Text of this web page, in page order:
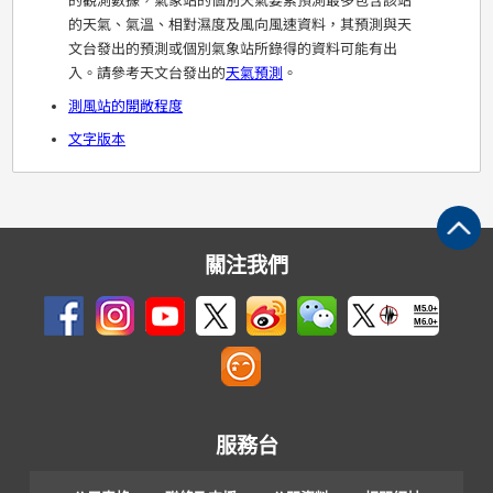
的天氣、氣溫、相對濕度及風向風速資料，其預測與天
文台發出的預測或個別氣象站所錄得的資料可能有出
入。請參考天文台發出的天氣預測 。
測風站的開敞程度
文字版本
關注我們
M5.0+
M6.0+
服務台